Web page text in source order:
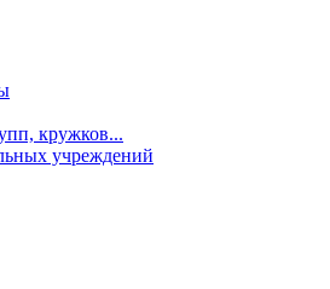
кружков...
учреждений